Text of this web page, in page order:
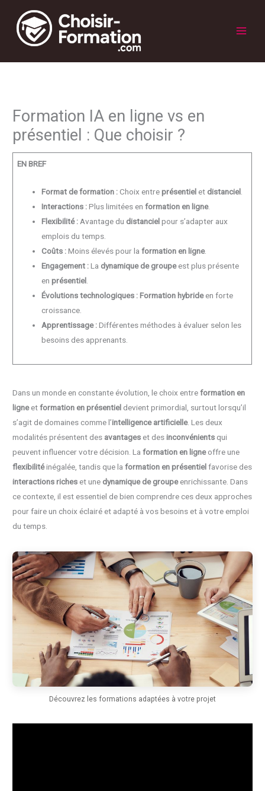
contenu
Menu
Formation IA en ligne vs en
présentiel : Que choisir ?
EN BREF
Format de formation :Choix entreprésentielet distanciel.
Interactions :Plus limitées en formation en ligne.
Flexibilité :Avantage du distancielpour s’adapter aux
emplois du temps.
Coûts :Moins élevés pour la formation en ligne.
Engagement :La dynamique de groupeest plus présente
en présentiel.
Évolutions technologiques :Formation hybrideen forte
croissance.
Apprentissage :Différentes méthodes à évaluer selon les
besoins des apprenants.
Dans un monde en constante évolution, le choix entreformation en
ligneetformation en présentiel devient primordial, surtout lorsqu’il
s’agit de domaines comme l’intelligence artificielle. Les deux
modalités présentent des avantages et desinconvénients qui
peuvent influencer votre décision. Laformation en ligneoffre une
flexibilitéinégalée, tandis que laformation en présentielfavorise des
interactions riches et une dynamique de groupeenrichissante. Dans
ce contexte, il est essentiel de bien comprendre ces deux approches
pour faire un choix éclairé et adapté à vos besoins et à votre emploi
du temps.
Découvrez les formations adaptées à votre projet